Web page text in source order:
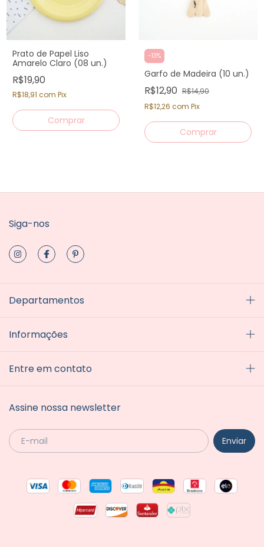
Prato de Papel Liso
Amarelo Claro (08 un.)
R$19,90
R$18,91 com Pix
-13%
Garfo de Madeira (10 un.)
R$12,90 R$14,90
R$12,26 com Pix
Siga-nos
Departamentos
Informações
Entre em contato
Assine nossa newsletter